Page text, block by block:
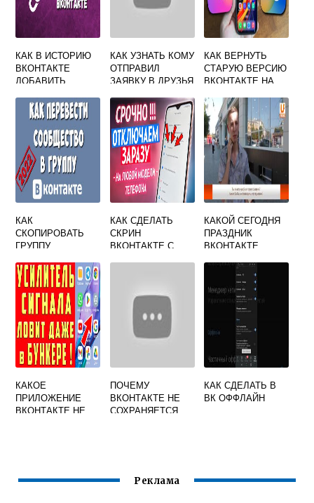
КАК В ИСТОРИЮ
ВКОНТАКТЕ
ДОБАВИТЬ
КАК УЗНАТЬ КОМУ
ОТПРАВИЛ
ЗАЯВКУ В ДРУЗЬЯ
КАК ВЕРНУТЬ
СТАРУЮ ВЕРСИЮ
ВКОНТАКТЕ НА
КАК
СКОПИРОВАТЬ
ГРУППУ
ПОЛНОСТЬЮ
КАК СДЕЛАТЬ
СКРИН
ВКОНТАКТЕ С
КАКОЙ СЕГОДНЯ
ПРАЗДНИК
ВКОНТАКТЕ
КАКОЕ
ПРИЛОЖЕНИЕ
ВКОНТАКТЕ НЕ
ПОЧЕМУ
ВКОНТАКТЕ НЕ
СОХРАНЯЕТСЯ
КАК СДЕЛАТЬ В
ВК ОФФЛАЙН
Реклама